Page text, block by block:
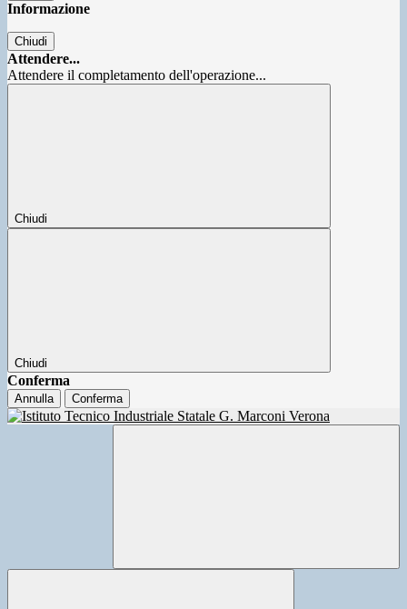
Informazione
Chiudi
Attendere...
Attendere il completamento dell'operazione...
Chiudi
Chiudi
Conferma
Annulla Conferma